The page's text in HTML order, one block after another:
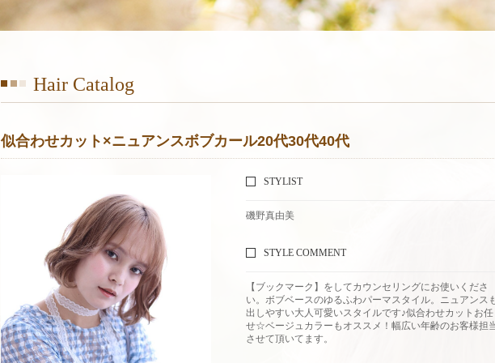
Hair Catalog
似合わせカット×ニュアンスボブカール20代30代40代
STYLIST
磯野真由美
STYLE COMMENT
【ブックマーク】をしてカウンセリングにお使いくださ
い。ボブベースのゆるふわパーマスタイル。ニュアンス
出しやすい大人可愛いスタイルです♪似合わせカットお任
せ☆ベージュカラーもオススメ！幅広い年齢のお客様担
させて頂いてます。